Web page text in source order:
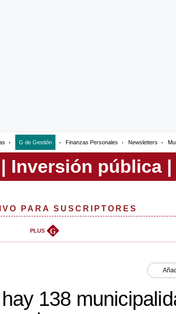
G de Gestión Finanzas Personales Newsletters
PARA SUSCRIPTORES
PLUS G
hay 138